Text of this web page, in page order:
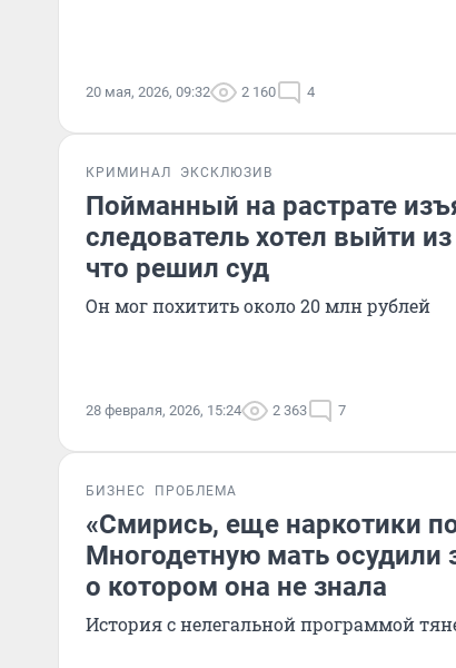
20 мая, 2026, 09:32 2 160 4
КРИМИНАЛ ЭКСКЛЮЗИВ
Пойманный на растрате
следователь хотел выйти
что решил суд
Он мог похитить около 20 млн рублей
28 февраля, 2026, 15:24 2 363 7
БИЗНЕС ПРОБЛЕМА
«Смирись, еще наркотики
Многодетную мать осудили
о котором она не знала
История с нелегальной программой